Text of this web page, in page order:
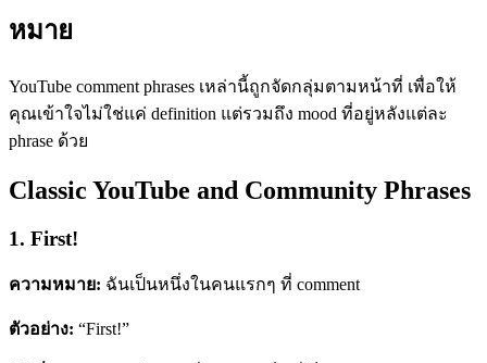
หมาย
YouTube comment phrases เหล่านี้ถูกจัดกลุ่มตามหน้าที่ เพื่อให้
คุณเข้าใจไม่ใช่แค่ definition แต่รวมถึง mood ที่อยู่หลังแต่ละ
phrase ด้วย
Classic YouTube and Community Phrases
1. First!
ความหมาย: ฉันเป็นหนึ่งในคนแรกๆ ที่ comment
ตัวอย่าง: “First!”